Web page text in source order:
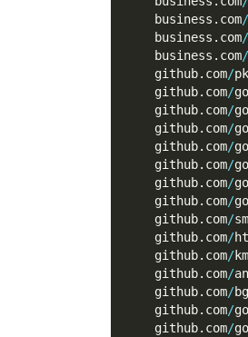
    business
. com/
    business
. com/
    business
. com/
    github
. com/
    github
. com/
    github
. com/
    github
. com/
    github
. com/
    github
. com/
    github
. com/
    github
. com/
    github
. com/
    github
. com/
    github
. com/
    github
. com/
    github
. com/
    github
. com/
    github
. com/